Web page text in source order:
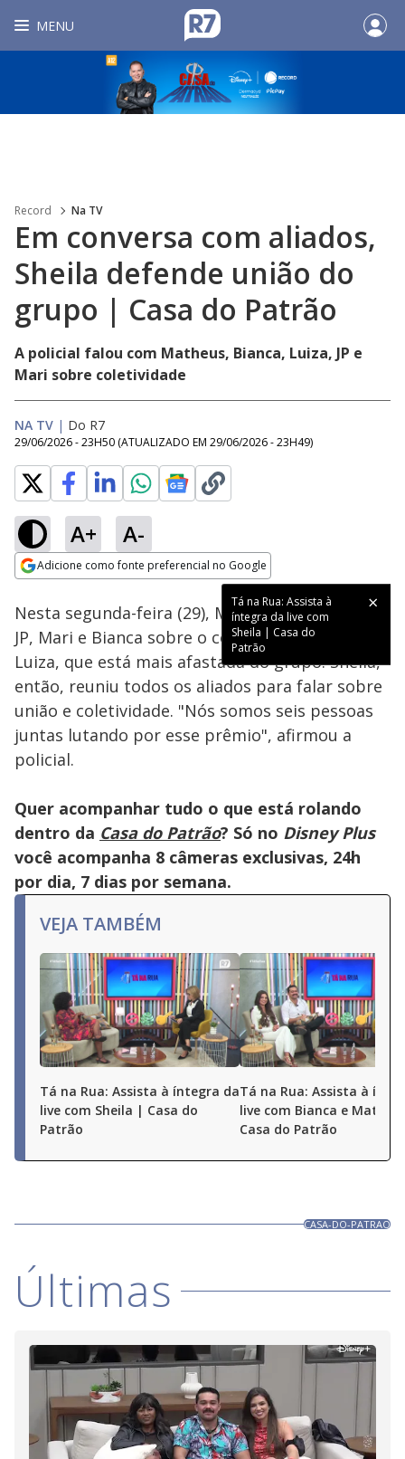
MENU
Record Na TV
Em conversa com aliados,
Sheila defende união do
grupo | Casa do Patrão
A policial falou com Matheus, Bianca, Luiza, JP e
Mari sobre coletividade
NA TV | Do R7
29/06/2026 - 23H50 (ATUALIZADO EM 29/06/2026 - 23H49)
A+ A-
Adicione como fonte preferencial no Google
Tá na Rua: Assista à
íntegra da live com
Sheila | Casa do
Patrão
Ativar
Loaded
30.77%
Nesta segunda-feira (29), Matheus foi falar para
JP, Mari e Bianca sobre o comportamento de
Luiza, que está mais afastada do grupo. Sheila,
então, reuniu todos os aliados para falar sobre
união e coletividade. "Nós somos seis pessoas
juntas lutando por esse prêmio", afirmou a
policial.
Quer acompanhar tudo o que está rolando
dentro da Casa do Patrão? Só no Disney Plus
você acompanha 8 câmeras exclusivas, 24h
por dia, 7 dias por semana.
VEJA TAMBÉM
Tá na Rua: Assista à íntegra da
live com Sheila | Casa do
Patrão
Tá na Rua: Assista à
live com Bianca e
Casa do Patrão
CASA-DO-PATRAO
Últimas